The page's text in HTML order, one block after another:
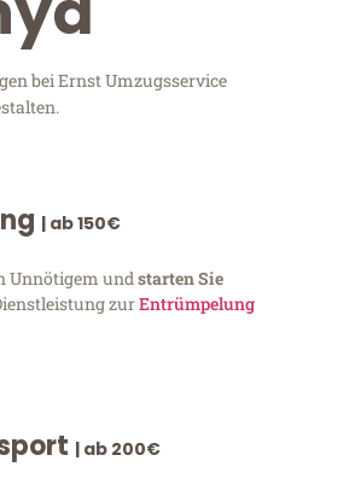
bei Ernst Umzugsservice
| ab 150€
Unnötigem und starten Sie
zurEntrümpelung
| ab 200€